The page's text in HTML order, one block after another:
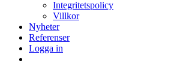
Integritetspolicy
Villkor
Nyheter
Referenser
Logga in